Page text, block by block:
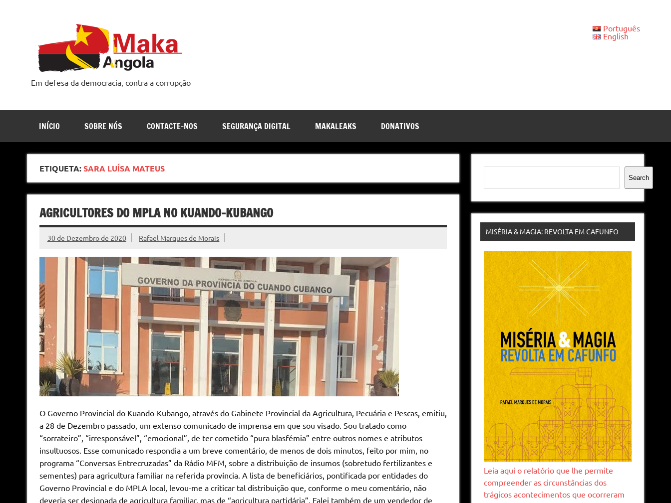
Em defesa da democracia, contra a corrupção
Português
English
INÍCIO SOBRE NÓS CONTACTE-NOS SEGURANÇA DIGITAL MAKALEAKS DONATIVOS
ETIQUETA:SARA LUÍSA MATEUS
AGRICULTORES DO MPLA NO KUANDO-KUBANGO
30 de Dezembro de 2020 Rafael Marques de Morais
O Governo Provincial do Kuando-Kubango, através do Gabinete Provincial da Agricultura, Pecuária e Pescas, emitiu,
a 28 de Dezembro passado, um extenso comunicado de imprensa em que sou visado. Sou tratado como
“sorrateiro”, “irresponsável”, “emocional”, de ter cometido “pura blasfémia” entre outros nomes e atributos
insultuosos. Esse comunicado respondia a um breve comentário, de menos de dois minutos, feito por mim, no
programa “Conversas Entrecruzadas” da Rádio MFM, sobre a distribuição de insumos (sobretudo fertilizantes e
sementes) para agricultura familiar na referida província. A lista de beneficiários, pontificada por entidades do
Governo Provincial e do MPLA local, levou-me a criticar tal distribuição que, conforme o meu comentário, não
deveria ser designada de agricultura familiar, mas de “agricultura partidária”. Falei também de um vendedor de
Pesquisar
Search
MISÉRIA & MAGIA: REVOLTA EM CAFUNFO
Leia aqui o relatório que lhe permite
compreender as circunstâncias dos
trágicos acontecimentos que ocorreram